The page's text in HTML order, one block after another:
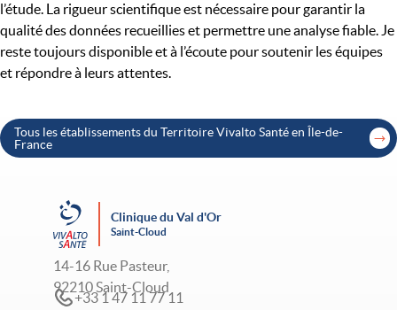
l’étude. La rigueur scientifique est nécessaire pour garantir la
qualité des données recueillies et permettre une analyse fiable. Je
reste toujours disponible et à l’écoute pour soutenir les équipes
et répondre à leurs attentes.
Tous les établissements du Territoire Vivalto Santé en Île-de-
France
Clinique du Val d'Or
Saint-Cloud
14-16 Rue Pasteur,
92210 Saint-Cloud
+33 1 47 11 77 11